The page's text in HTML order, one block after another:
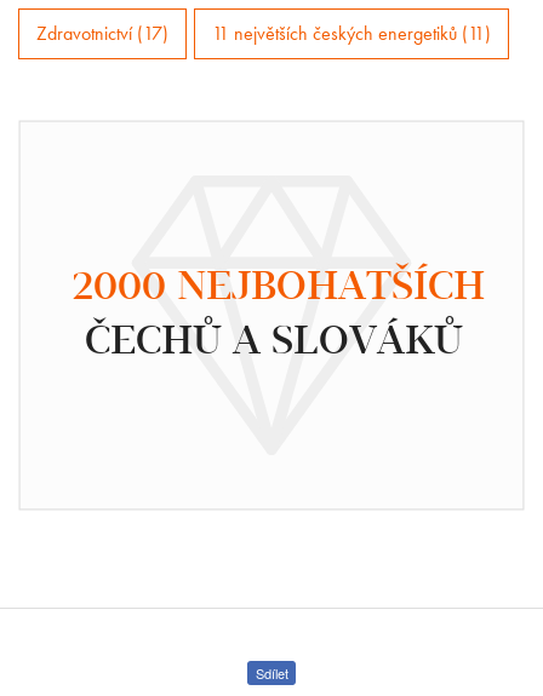
Zdravotnictví (17) 11 největších českých energetiků (11)
2000 NEJBOHATŠÍCH
ČECHŮ A SLOVÁKŮ
Sdílet